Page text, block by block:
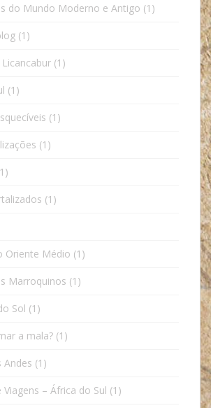
do Mundo Moderno e Antigo (1)
(1)
(1)
(1)
(1)
(1)
(1)
Oriente Médio (1)
Marroquinos (1)
Sol (1)
a mala? (1)
Andes (1)
Viagens – África do Sul (1)